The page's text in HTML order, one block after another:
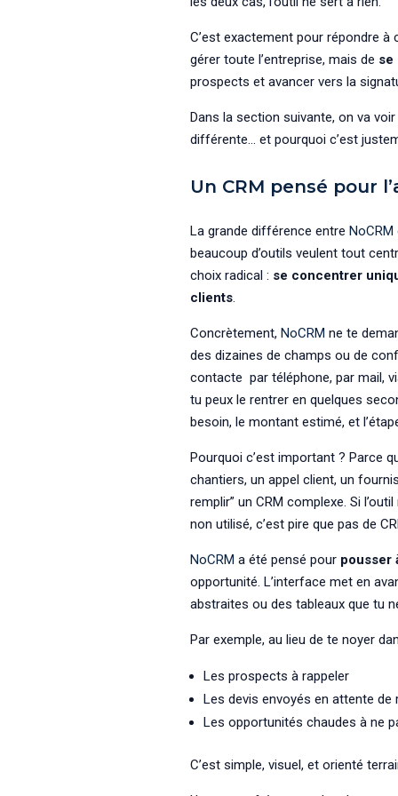
C’est exactement pour répondre à
gérer toute l’entreprise, mais de se
prospects et avancer vers la
Dans la section suivante, on va
différente… et pourquoi c’est
Un CRM pensé pour
La grande différence entre NoCRM
beaucoup d’outils veulent tout
choix radical : se concentrer
clients.
Concrètement, NoCRM ne te
des dizaines de champs ou de
contacte par téléphone, par mail,
tu peux le rentrer en quelques
besoin, le montant estimé, et
Pourquoi c’est important ? Parce
chantiers, un appel client, un
remplir” un CRM complexe. Si
non utilisé, c’est pire que pas de
NoCRM a été pensé pour pousser
opportunité. L’interface met en
abstraites ou des tableaux que tu
Par exemple, au lieu de te noyer
Les prospects à rappeler
Les devis envoyés en attente de
Les opportunités chaudes à ne
C’est simple, visuel, et orienté